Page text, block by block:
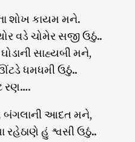
શોખ કાયમ મને.
વડે ચોમેર સજી ઉઠું..
ઘોડાની સાહ્યબી મને,
ઊંટડે ધમધમી ઉઠું..
રણ….
બંગલાની આદત મને,
રહેઠાણે હું શ્વસી ઉઠું..